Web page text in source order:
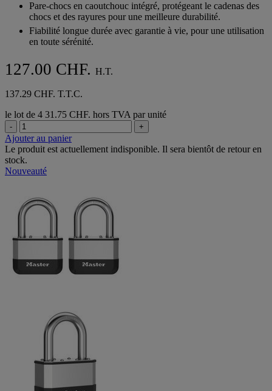
Pare-chocs en caoutchouc intégré, protégeant le cadenas des
chocs et des rayures pour une meilleure durabilité.
Fiabilité longue durée avec garantie à vie, pour une utilisation
en toute sérénité.
127.00 CHF. H.T.
137.29 CHF. T.T.C.
le lot de 4 31.75 CHF. hors TVA par unité
- +
Ajouter au panier
Le produit est actuellement indisponible. Il sera bientôt de retour en
stock.
Nouveauté